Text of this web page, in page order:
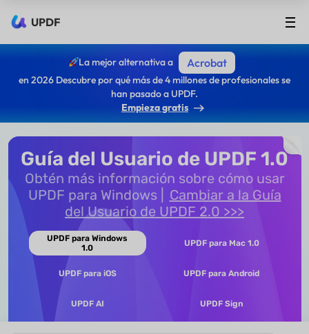
UPDF
La mejor alternativa a Acrobat
en 2026 Descubre por qué más de 4 millones de profesionales se
han pasado a UPDF.
Empieza gratis
Guía del Usuario de UPDF 1.0
Obtén más información sobre cómo usar
UPDF para Windows
Cambiar a la Guía
del Usuario de UPDF 2.0 >>>
UPDF para Windows
1.0
UPDF para Mac 1.0
UPDF para iOS UPDF para Android
UPDF AI UPDF Sign